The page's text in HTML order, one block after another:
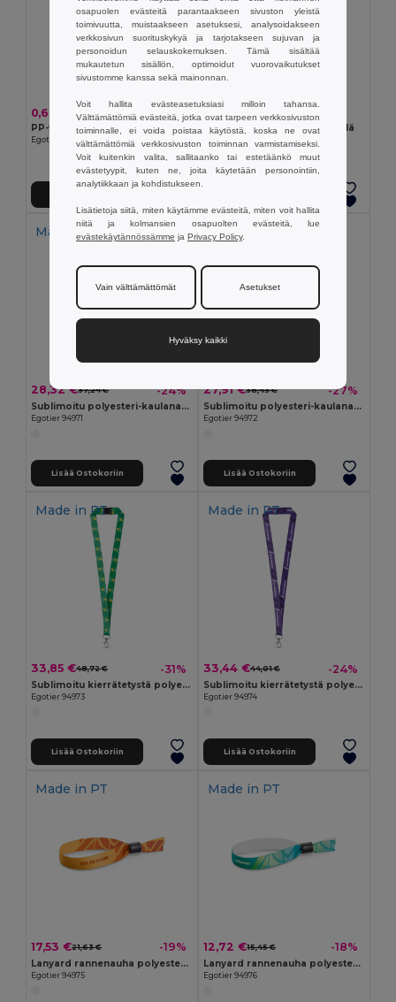
0,60 €
PP-festivaalimuki 620 ml
Egotier 94433
1,16 €
Korttitasku puhelinpidikkeellä
Egotier 94446
+2 Värit
Made in PT
28,32 €37,24 € -24%
Sublimoitu polyesteri-kaulanauha
Egotier 94971
Lisää Ostokoriin
Made in
27,91 €38,43 € -27%
Sublimoitu polyesteri-kaulanauha
Egotier 94972
Lisää Ostokoriin
Made in PT
33,85 €48,72 € -31%
Sublimoitu kierrätetystä polyesteristä (100% rPET) -kaulanauha karabiinikoukulla
Egotier 94973
Lisää Ostokoriin
Made in PT
33,44 €44,01 € -24%
Sublimoitu kierrätetystä polyesteristä (100% rPET) -kaulanauha karabiinikoukulla
Egotier 94974
Lisää Ostokoriin
Made in PT
17,53 €21,63 € -19%
Lanyard rannenauha polyesteria
Egotier 94975
Made in PT
12,72 €15,45 € -18%
Lanyard rannenauha polyesteria
Egotier 94976
osapuolen evästeitä parantaakseen sivuston yleistä
toimivuutta, muistaakseen asetuksesi, analysoidakseen
verkkosivun suorituskykyä ja tarjotakseen sujuvan ja
personoidun selauskokemuksen. Tämä sisältää
mukautetun sisällön, optimoidut vuorovaikutukset
sivustomme kanssa sekä mainonnan.
Voit hallita evästeasetuksiasi milloin tahansa.
Välttämättömiä evästeitä, jotka ovat tarpeen verkkosivuston
toiminnalle, ei voida poistaa käytöstä, koska ne ovat
välttämättömiä verkkosivuston toiminnan varmistamiseksi.
Voit kuitenkin valita, sallitaanko tai estetäänkö muut
evästetyypit, kuten ne, joita käytetään personointiin,
analytiikkaan ja kohdistukseen.
Lisätietoja siitä, miten käytämme evästeitä, miten voit hallita
niitä ja kolmansien osapuolten evästeitä, lue
evästekäytännössämme ja Privacy Policy.
Vain välttämättömät Asetukset
Hyväksy kaikki